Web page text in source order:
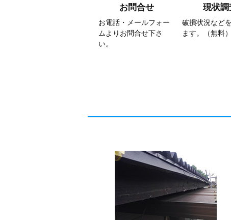
お問合せ
お電話・メールフォー
ムよりお問合せ下さ
い。
現状調
破損状況など
ます。（無料）